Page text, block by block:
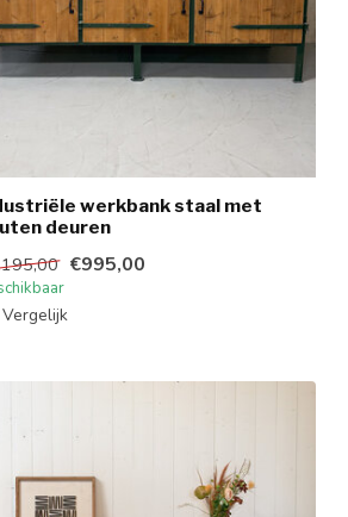
werkbank staal met
deuren
€995,00
Vergelijk